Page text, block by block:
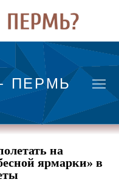
ПЕРМЬ
на
ярмарки» в